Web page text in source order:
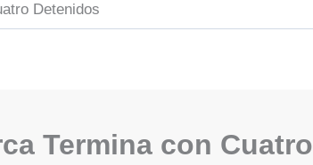
Detenidos
Termina con Cuatro